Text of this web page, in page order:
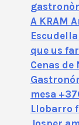
A KRAM
que us
Cenas de
mesa
Llobarro